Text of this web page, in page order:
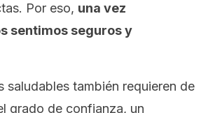
Por eso, una vez
sentimos seguros y
saludables también requieren de
grado de confianza, un